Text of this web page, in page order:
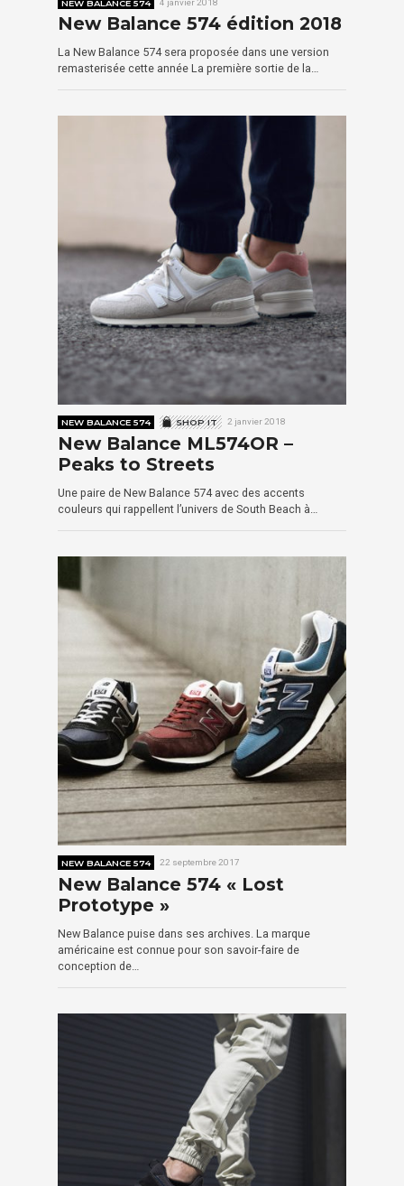
NEW BALANCE 574
New Balance 574 édition 2018
La New Balance 574 sera proposée dans une version
remasterisée cette année La première sortie de la…
NEW BALANCE 574 SHOP IT 2 janvier 2018
New Balance ML574OR –
Peaks to Streets
Une paire de New Balance 574 avec des accents
couleurs qui rappellent l’univers de South Beach à…
NEW BALANCE 574 22 septembre 2017
New Balance 574 « Lost
Prototype »
New Balance puise dans ses archives. La marque
américaine est connue pour son savoir-faire de
conception de…